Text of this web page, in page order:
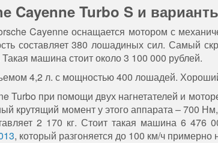
Cayenne Turbo S и
Cayenne оснащается мотором с
составляет 380 лошадиных сил. Самый
машина стоит около 3 100 000 рублей.
4,2 л. с мощностью 400 лошадей.
Turbo при помощи двух нагнетателей и
крутящий момент у этого аппарата – 700
2 170 кг. Стоит такая машина 6 476
, который разгоняется до 100 км/ч примерно